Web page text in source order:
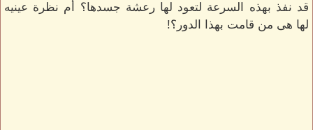
قد نفذ بهذه السرعة لتعود لها رعشة جسدها؟ أم نظرة عينيه
لها هى من قامت بهذا الدور؟!